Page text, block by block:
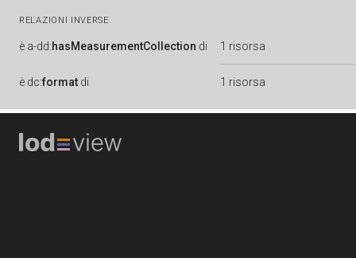
RELAZIONI INVERSE
è a-dd:hasMeasurementCollection di 1 risorsa
è dc:format di 1 risorsa